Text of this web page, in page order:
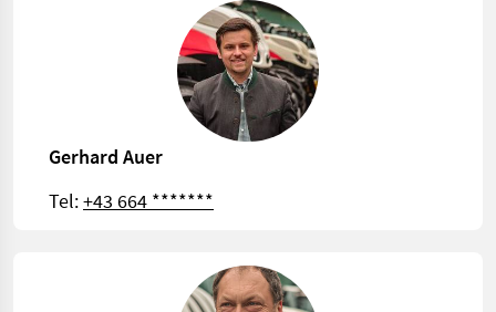
Gerhard Auer
Tel:+43 664 *******